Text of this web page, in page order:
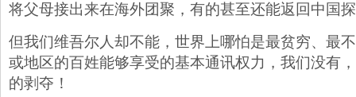
将父母接出来在海外团聚，有的甚至还能返回中国
但我们维吾尔人却不能，世界上哪怕是最贫穷、最
或地区的百姓能够享受的基本通讯权力，我们没有
的剥夺！